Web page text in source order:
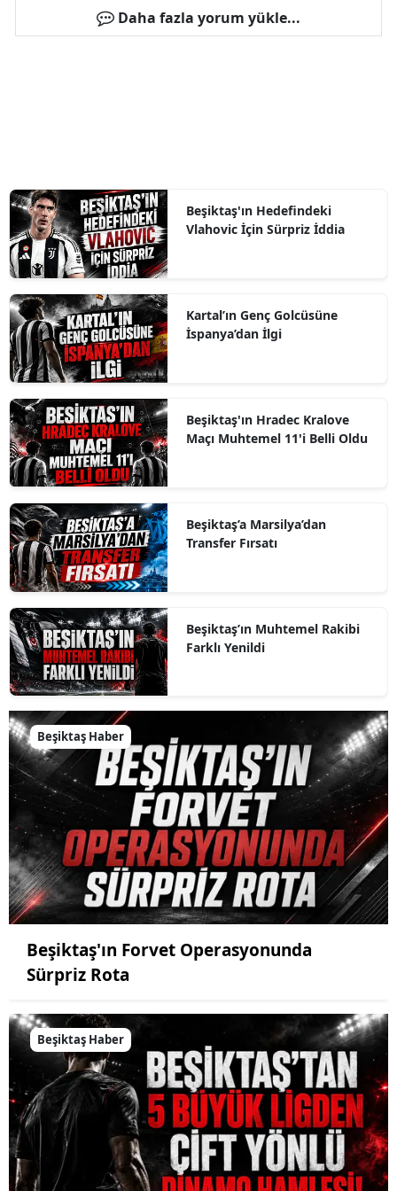
Daha fazla yorum yükle...
Beşiktaş'ın Hedefindeki
Vlahovic İçin Sürpriz İddia
Kartal’ın Genç Golcüsüne
İspanya’dan İlgi
Beşiktaş'ın Hradec Kralove
Maçı Muhtemel 11'i Belli Oldu
Beşiktaş’a Marsilya’dan
Transfer Fırsatı
Beşiktaş’ın Muhtemel Rakibi
Farklı Yenildi
Beşiktaş Haber
Beşiktaş'ın Forvet Operasyonunda
Sürpriz Rota
Beşiktaş Haber